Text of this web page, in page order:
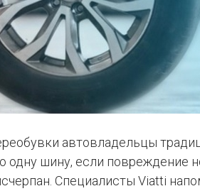
автовладельцы
одну шину, если повреждение
Специалисты Viatti